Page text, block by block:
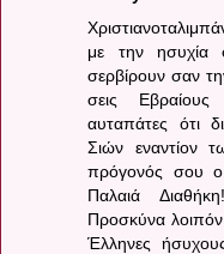
με την
σερβίρουν σαν
σεις Εβραίους
αυταπάτες ότι
Σιών εναντίον
πρόγονός σου
Παλαιά
Προσκύνα
Έλληνες